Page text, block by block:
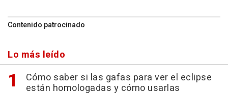
Contenido patrocinado
Lo más leído
Cómo saber si las gafas para ver el eclipse
están homologadas y cómo usarlas